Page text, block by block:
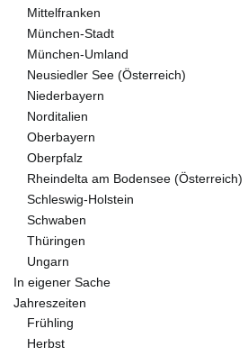
Mittelfranken
München-Stadt
München-Umland
Neusiedler See (Österreich)
Niederbayern
Norditalien
Oberbayern
Oberpfalz
Rheindelta am Bodensee (Österreich)
Schleswig-Holstein
Schwaben
Thüringen
Ungarn
In eigener Sache
Jahreszeiten
Frühling
Herbst